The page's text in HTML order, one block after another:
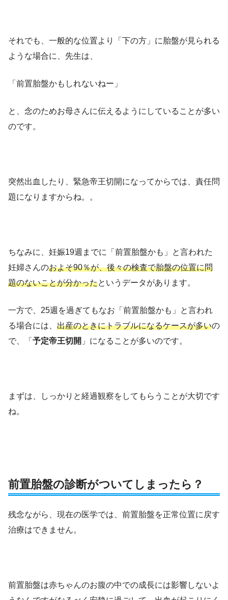
それでも、一般的な位置より「下の方」に胎盤が見られる
ような場合に、先生は、
「前置胎盤かもしれないねー」
と、念のためお母さんに伝えるようにしていることが多い
のです。
突然出血したり、緊急帝王切開になってからでは、責任問
題になりますからね。。
ちなみに、妊娠19週までに「前置胎盤かも」と言われた
妊婦さんのおよそ90％が、後々の検査で胎盤の位置に問
題のないことが分かったというデータがあります。
一方で、25週を過ぎてもなお「前置胎盤かも」と言われ
る場合には、 出産のときにトラブルになるケースが多いの
で、「 予定帝王切開 」になることが多いのです。
まずは、しっかりと経過観察をしてもらうことが大切です
ね。
前置胎盤の診断がついてしまったら？
残念ながら、現在の医学では、前置胎盤を正常位置に戻す
治療はできません。
前置胎盤は赤ちゃんのお腹の中での成長には影響しないよ